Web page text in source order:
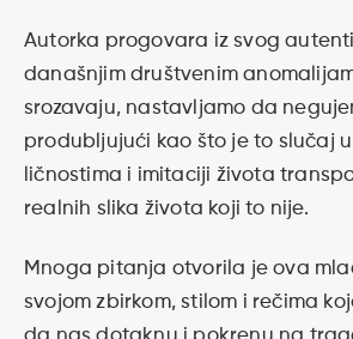
Autorka progovara iz svog
današnjim društvenim
srozavaju, nastavljamo da
produbljujući kao što je to slučaj
ličnostima i imitaciji života
realnih slika života koji to nije.
Mnoga pitanja otvorila je ova
svojom zbirkom, stilom i rečima